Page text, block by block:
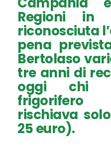
Regioni
riconosciuta
pena
Bertolaso
tre anni di
oggi chi
rischiava
25 euro).